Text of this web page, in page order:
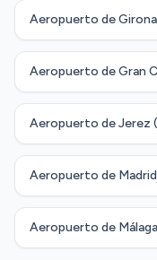
Aeropuerto de
Aeropuerto de Gran
Aeropuerto de Jerez
Aeropuerto de
Aeropuerto de